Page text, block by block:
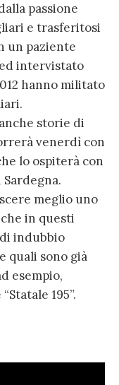
passione
e trasferitosi
un paziente
intervistato
hanno militato
storie di
venerdì con
lo ospiterà con
meglio uno
in questi
indubbio
quali sono già
esempio,
195”.